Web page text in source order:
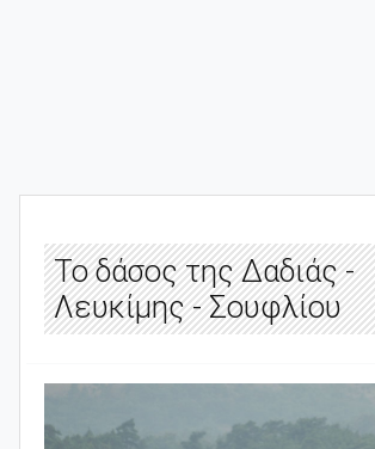
Το δάσος της Δαδιάς -
Λευκίμης - Σουφλίου